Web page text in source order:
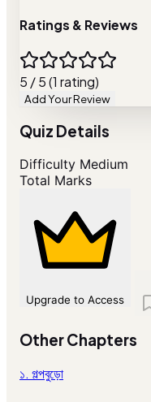
Ratings & Reviews
5 / 5 (1 rating)
Add Your Review
Quiz Details
Difficulty Medium
Total Marks
Upgrade to Access
Other Chapters
১. গল্পবুড়ো